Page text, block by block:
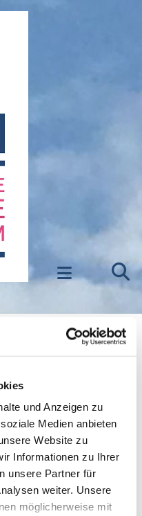
und Anzeigen zu
Medien anbieten
Website zu
Informationen zu Ihrer
unsere Partner für
weiter. Unsere
möglicherweise mit